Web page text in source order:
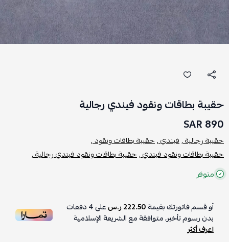
حقيبة بطاقات ونقود فيندي رجالية
890 SAR
حقيبة رجالية ,فيندي ,حقيبة بطاقات ونقود ,
حقيبة بطاقات ونقود فيندي ,حقيبة بطاقات ونقود فيندي رجالية ,
متوفر
أو قسم فاتورتك بقيمة222.50 ر.س على4دفعات
بدون رسوم تأخير، متوافقة مع الشريعة الإسلامية
اعرف أكثر